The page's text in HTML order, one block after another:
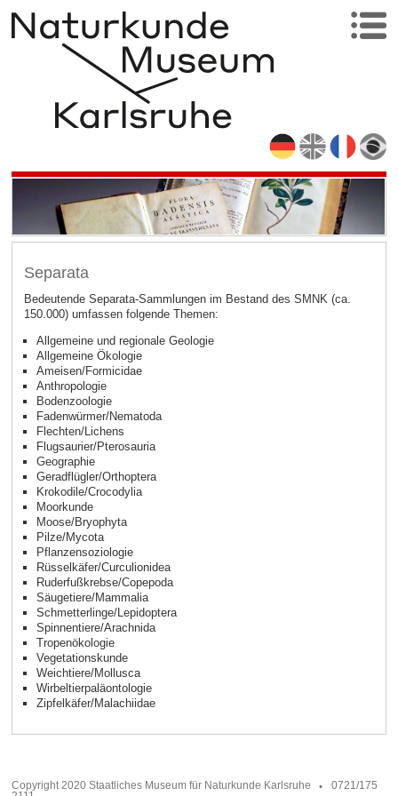
Separata
Bedeutende Separata-Sammlungen im Bestand des SMNK (ca.
150.000) umfassen folgende Themen:
Allgemeine und regionale Geologie
Allgemeine Ökologie
Ameisen/Formicidae
Anthropologie
Bodenzoologie
Fadenwürmer/Nematoda
Flechten/Lichens
Flugsaurier/Pterosauria
Geographie
Geradflügler/Orthoptera
Krokodile/Crocodylia
Moorkunde
Moose/Bryophyta
Pilze/Mycota
Pflanzensoziologie
Rüsselkäfer/Curculionidea
Ruderfußkrebse/Copepoda
Säugetiere/Mammalia
Schmetterlinge/Lepidoptera
Spinnentiere/Arachnida
Tropenökologie
Vegetationskunde
Weichtiere/Mollusca
Wirbeltierpaläontologie
Zipfelkäfer/Malachiidae
Copyright 2020 Staatliches Museum für Naturkunde Karlsruhe
0721/175